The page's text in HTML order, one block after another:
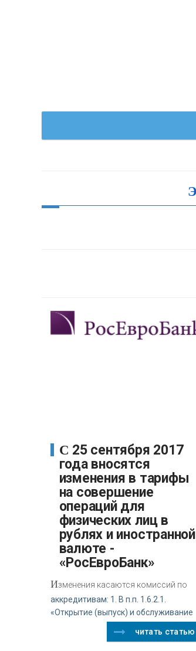
С 25 сентября 2017
года вносятся
изменения в тарифы
на совершение
операций для
физических лиц в
рублях и иностранной
валюте -
«РосЕвроБанк»
Изменения касаются комиссий по
аккредитивам: 1. В п.п. 1.6.2.1.
«Открытие (выпуск) и обслуживание
читать статью